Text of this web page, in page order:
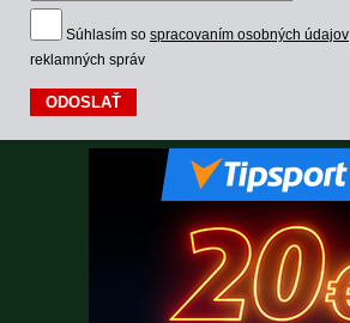
Súhlasím so spracovaním osobných údajov
reklamných správ